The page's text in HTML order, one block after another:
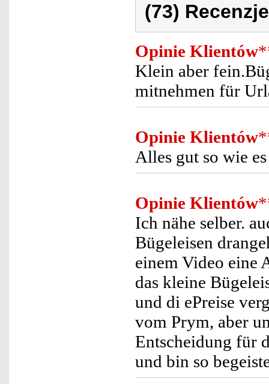
(73)
Opinie Klientów
Klein aber
mitnehmen für
Opinie Klientów
Alles gut so wie
Opinie Klientów
Ich nähe selber.
Bügeleisen
einem Video eine
das kleine
und di ePreise
vom Prym, aber
Entscheidung für
und bin so